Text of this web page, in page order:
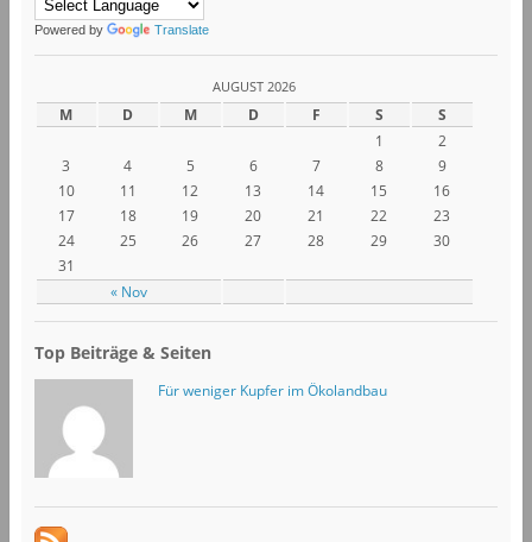
Powered by Translate
AUGUST 2026
M D M D F S S
« Nov
1
2
3
4 5 6 7 8
9
10
11 12 13 14 15
16
17
18 19 20 21 22
23
24
25 26 27 28 29
30
31
Top Beiträge & Seiten
Für weniger Kupfer im Ökolandbau